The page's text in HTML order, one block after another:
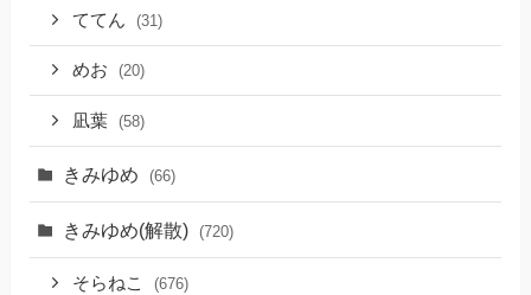
ててん (31)
めお (20)
凪葉 (58)
きみゆめ (66)
きみゆめ(解散) (720)
そらねこ (676)